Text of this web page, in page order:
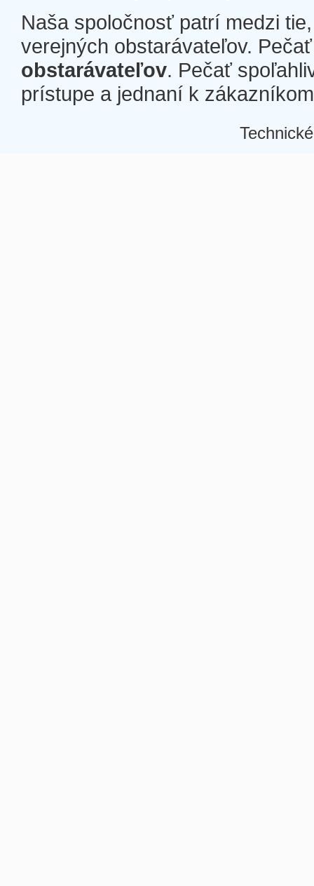
Naša spoločnosť patrí medzi
verejných obstarávateľov.
obstarávateľov. Pečať
prístupe a jednaní k